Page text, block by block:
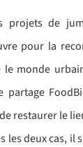
projets de
pour la
le monde
partage
restaurer le
les deux cas, il